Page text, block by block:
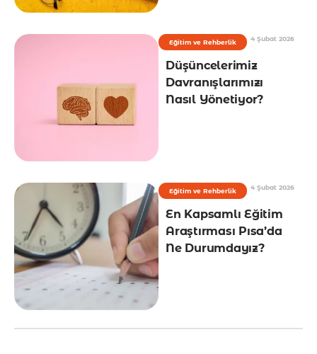
Eğitim ve Rehberlik 4 Şubat 2026
Düşüncelerimiz
Davranışlarımızı
Nasıl Yönetiyor?
Eğitim ve Rehberlik 4 Şubat 2026
En Kapsamlı Eğitim
Araştırması Pısa’da
Ne Durumdayız?